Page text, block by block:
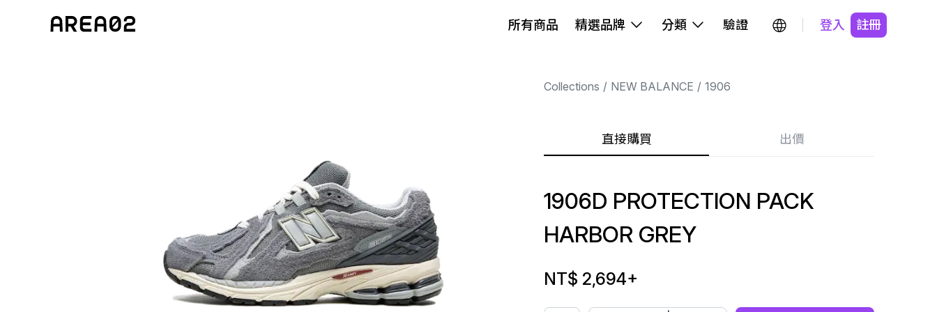
所有商品 精選品牌 分類 驗證 登入 註冊
Collections NEW BALANCE 1906
直接購買 出價
1906D PROTECTION PACK
HARBOR GREY
NT$ 2,694+